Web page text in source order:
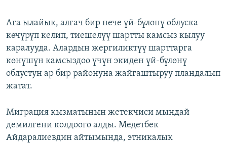
Ага ылайык, алгач бир нече үй-бүлөнү облуска
көчүрүп келип, тиешелүү шартты камсыз кылуу
каралууда. Алардын жергиликтүү шарттарга
көнүшүн камсыздоо үчүн экиден үй-бүлөнү
облустун ар бир районуна жайгаштыруу пландалып
жатат.
Миграция кызматынын жетекчиси мындай
демилгени колдоого алды. Медетбек
Айдаралиевдин айтымында, этникалык